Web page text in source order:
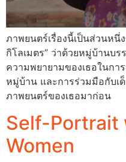
ภาพยนตร์เรื่องนี้เป็นส่วนหนึ่
กิโลเมตร” ว่าด้วยหมู่บ้านบ
ความพยายามของเธอในก
หมู่บ้าน และการร่วมมือกับเ
ภาพยนตร์ของเธอมาก่อน
Self-Portrait
Women